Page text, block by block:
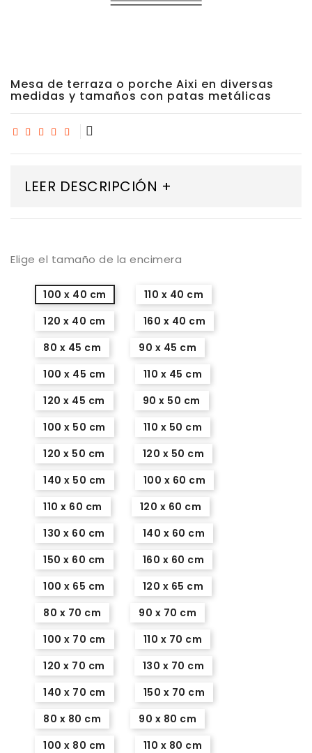
Mesa de terraza o porche Aixi en diversas
medidas y tamaños con patas metálicas
LEER DESCRIPCIÓN +
Elige el tamaño de la encimera
100 x 40 cm
110 x 40 cm
120 x 40 cm
160 x 40 cm
80 x 45 cm
90 x 45 cm
100 x 45 cm
110 x 45 cm
120 x 45 cm
90 x 50 cm
100 x 50 cm
110 x 50 cm
120 x 50 cm
120 x 50 cm
140 x 50 cm
100 x 60 cm
110 x 60 cm
120 x 60 cm
130 x 60 cm
140 x 60 cm
150 x 60 cm
160 x 60 cm
100 x 65 cm
120 x 65 cm
80 x 70 cm
90 x 70 cm
100 x 70 cm
110 x 70 cm
120 x 70 cm
130 x 70 cm
140 x 70 cm
150 x 70 cm
80 x 80 cm
90 x 80 cm
100 x 80 cm
110 x 80 cm